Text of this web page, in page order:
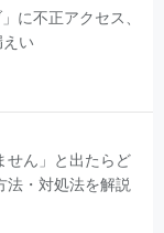
に不正アクセス、
い
せん」と出たらど
法・対処法を解説